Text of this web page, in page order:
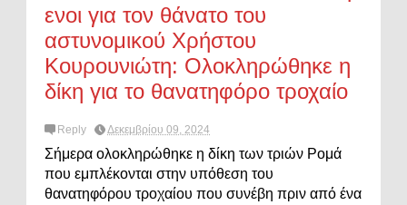
ενοι για τον θάνατο του
αστυνομικού Χρήστου
Κουρουνιώτη: Ολοκληρώθηκε η
δίκη για το θανατηφόρο τροχαίο
Reply Δεκεμβρίου 09, 2024
Σήμερα ολοκληρώθηκε η δίκη των τριών Ρομά
που εμπλέκονται στην υπόθεση του
θανατηφόρου τροχαίου που συνέβη πριν από ένα